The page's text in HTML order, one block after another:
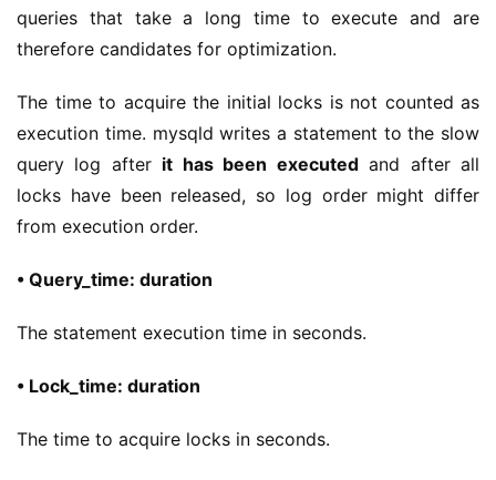
queries that take a long time to execute and are
therefore candidates for optimization.
The time to acquire the initial locks is not counted as
execution time. mysqld writes a statement to the slow
query log after it has been executed and after all
locks have been released, so log order might differ
from execution order.
• Query_time: duration
The statement execution time in seconds.
• Lock_time: duration
The time to acquire locks in seconds.